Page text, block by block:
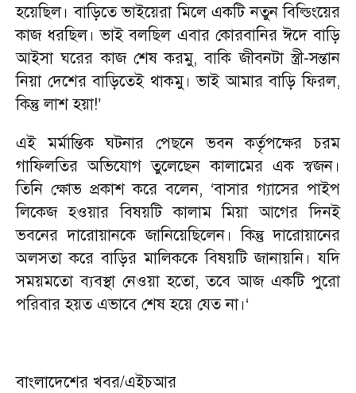
হয়েছিল। বাড়িতে ভাইয়েরা মিলে একটি নতুন বিল্ডিংয়ের
কাজ ধরছিল। ভাই বলছিল এবার কোরবানির ঈদে বাড়ি
আইসা ঘরের কাজ শেষ করমু, বাকি জীবনটা স্ত্রী-সন্তান
নিয়া দেশের বাড়িতেই থাকমু। ভাই আমার বাড়ি ফিরল,
কিন্তু লাশ হয়া!’
এই মর্মান্তিক ঘটনার পেছনে ভবন কর্তৃপক্ষের চরম
গাফিলতির অভিযোগ তুলেছেন কালামের এক স্বজন।
তিনি ক্ষোভ প্রকাশ করে বলেন, ‘বাসার গ্যাসের পাইপ
লিকেজ হওয়ার বিষয়টি কালাম মিয়া আগের দিনই
ভবনের দারোয়ানকে জানিয়েছিলেন। কিন্তু দারোয়ানের
অলসতা করে বাড়ির মালিককে বিষয়টি জানায়নি। যদি
সময়মতো ব্যবস্থা নেওয়া হতো, তবে আজ একটি পুরো
পরিবার হয়ত এভাবে শেষ হয়ে যেত না।‘
বাংলাদেশের খবর/এইচআর